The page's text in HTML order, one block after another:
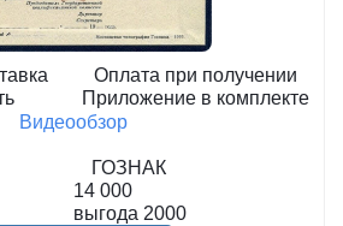
Оплата при получении
Приложение в комплекте
Видеообзор
ГОЗНАК
14 000
выгода 2000